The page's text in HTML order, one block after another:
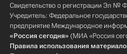
Свидетельство о регистрации Эл №
Учредитель: Федеральное
предприятие Международное
«Россия сегодня» (МИА «Россия
Правила использования